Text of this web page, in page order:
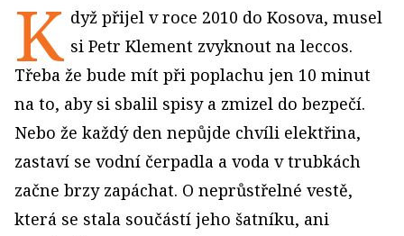
K dyž přijel v roce 2010 do Kosova, musel
si Petr Klement zvyknout na leccos.
Třeba že bude mít při poplachu jen 10 minut
na to, aby si sbalil spisy a zmizel do bezpečí.
Nebo že každý den nepůjde chvíli elektřina,
zastaví se vodní čerpadla a voda v trubkách
začne brzy zapáchat. O neprůstřelné vestě,
která se stala součástí jeho šatníku, ani